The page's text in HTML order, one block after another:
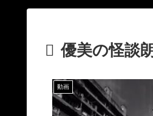
優美の怪談
動画